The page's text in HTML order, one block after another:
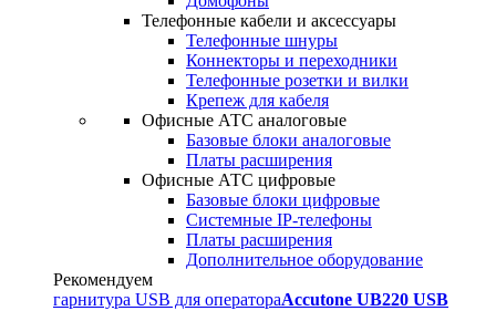
Телефонные кабели и аксессуары
Телефонные шнуры
Коннекторы и переходники
Телефонные розетки и вилки
Крепеж для кабеля
Офисные АТС аналоговые
Базовые блоки аналоговые
Платы расширения
Офисные АТС цифровые
Базовые блоки цифровые
Системные IP-телефоны
Платы расширения
Дополнительное оборудование
Рекомендуем
гарнитура USB для оператораAccutone UB220 USB